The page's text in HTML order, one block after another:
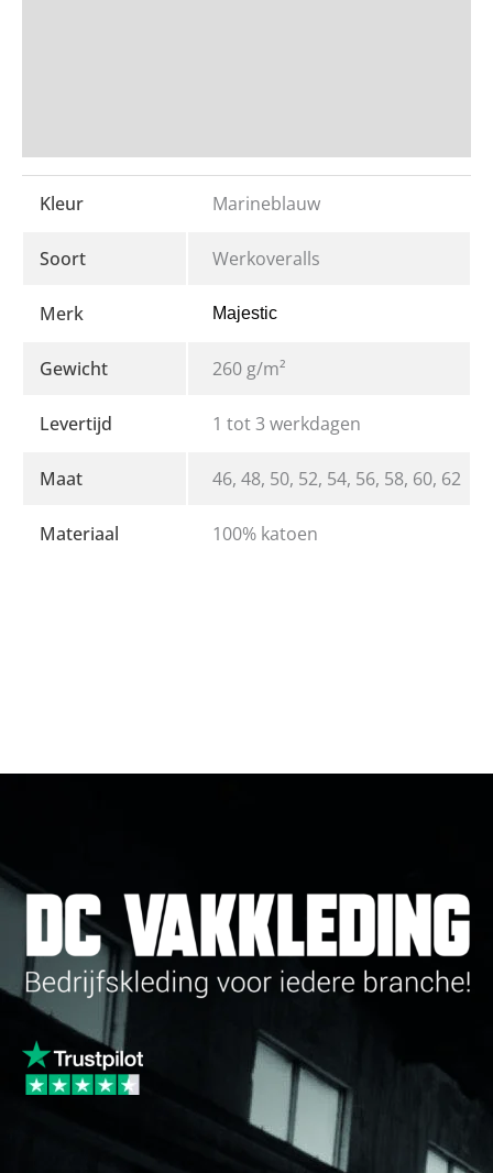
Kleur Marineblauw
Soort Werkoveralls
Merk Majestic
Gewicht 260 g/m²
Levertijd 1 tot 3 werkdagen
Maat 46, 48, 50, 52, 54, 56, 58, 60, 62
Materiaal 100% katoen